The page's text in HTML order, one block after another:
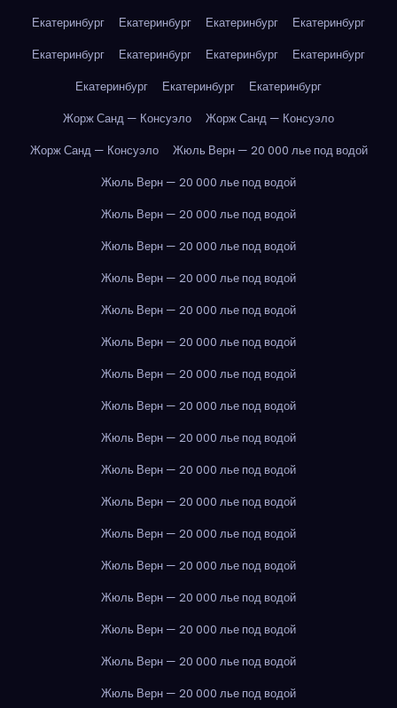
Екатеринбург
Екатеринбург Екатеринбург
Екатеринбург
Екатеринбург
Екатеринбург Екатеринбург
Екатеринбург
Екатеринбург
Екатеринбург
Екатеринбург
Жорж Санд — Консуэло
Жорж Санд — Консуэло
Жорж Санд — Консуэло
Жюль Верн — 20 000 лье под водой
Жюль Верн — 20 000 лье под водой
Жюль Верн — 20 000 лье под водой
Жюль Верн — 20 000 лье под водой
Жюль Верн — 20 000 лье под водой
Жюль Верн — 20 000 лье под водой
Жюль Верн — 20 000 лье под водой
Жюль Верн — 20 000 лье под водой
Жюль Верн — 20 000 лье под водой
Жюль Верн — 20 000 лье под водой
Жюль Верн — 20 000 лье под водой
Жюль Верн — 20 000 лье под водой
Жюль Верн — 20 000 лье под водой
Жюль Верн — 20 000 лье под водой
Жюль Верн — 20 000 лье под водой
Жюль Верн — 20 000 лье под водой
Жюль Верн — 20 000 лье под водой
Жюль Верн — 20 000 лье под водой